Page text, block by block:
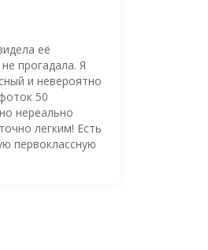
её
прогадала. Я
и невероятно
50
нереально
легким! Есть
первоклассную